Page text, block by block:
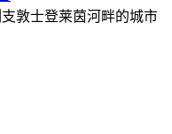
敦士登莱茵河畔的城市